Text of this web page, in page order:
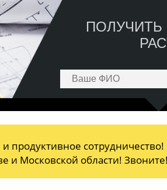
продуктивное сотрудничество!
и Московской области!